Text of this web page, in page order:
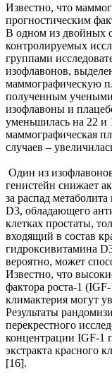
Известно, что
прогностическим
В одном из двойных
контролируемых
группами
изофлавонов,
маммографическую
полученным
изофлавоны и
уменьшилась на 22 и
маммографическая
случаев –
Один из
генистейн снижает
за распад
D3, обладающего
клетках простаты,
входящий в состав
гидроксивитамина
вероятно, может
Известно, что
фактора роста-1
климактерия могут
Результаты
перекрестного
концентрации IGF-1
экстракта красного
[16].